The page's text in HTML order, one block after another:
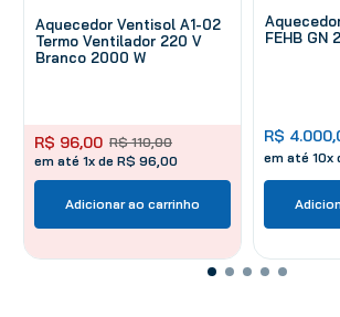
Aquecedor Ventisol A1-02
Termo Ventilador 220 V
Branco 2000 W
R$ 110,00
R$ 96,00
em até 1x de R$ 96,00
Adicionar ao carrinho
FEHB GN
R$ 4.000,
em até 10x